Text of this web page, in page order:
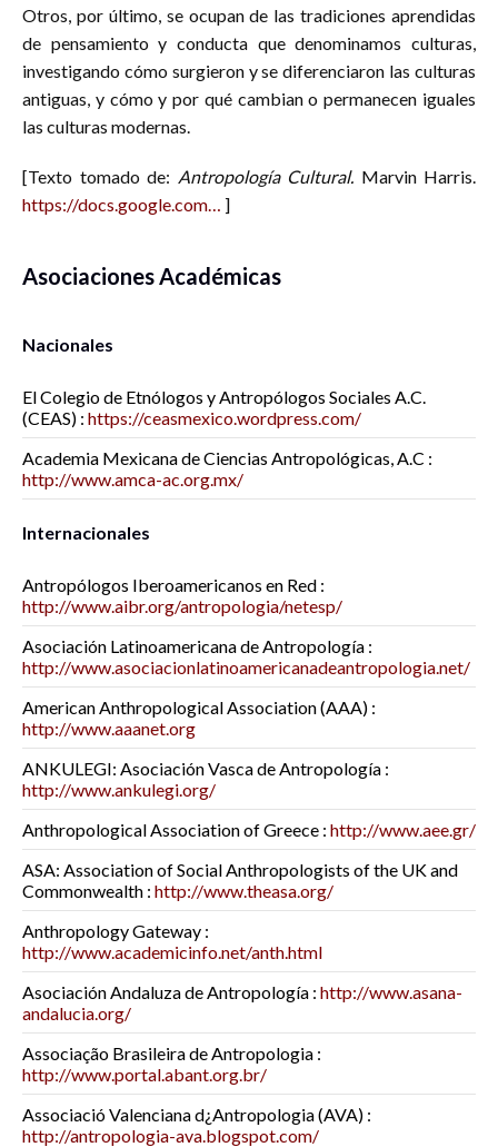
Otros, por último, se ocupan de las tradiciones aprendidas
de pensamiento y conducta que denominamos culturas,
investigando cómo surgieron y se diferenciaron las culturas
antiguas, y cómo y por qué cambian o permanecen iguales
las culturas modernas.
[Texto tomado de: Antropología Cultural. Marvin Harris.
https://docs.google.com… ]
Asociaciones Académicas
Nacionales
El Colegio de Etnólogos y Antropólogos Sociales A.C.
(CEAS) : https://ceasmexico.wordpress.com/
Academia Mexicana de Ciencias Antropológicas, A.C :
http://www.amca-ac.org.mx/
Internacionales
Antropólogos Iberoamericanos en Red :
http://www.aibr.org/antropologia/netesp/
Asociación Latinoamericana de Antropología :
http://www.asociacionlatinoamericanadeantropologia.net/
American Anthropological Association (AAA) :
http://www.aaanet.org
ANKULEGI: Asociación Vasca de Antropología :
http://www.ankulegi.org/
Anthropological Association of Greece : http://www.aee.gr/
ASA: Association of Social Anthropologists of the UK and
Commonwealth : http://www.theasa.org/
Anthropology Gateway :
http://www.academicinfo.net/anth.html
Asociación Andaluza de Antropología : http://www.asana-
andalucia.org/
Associação Brasileira de Antropologia :
http://www.portal.abant.org.br/
Associació Valenciana d¿Antropologia (AVA) :
http://antropologia-ava.blogspot.com/